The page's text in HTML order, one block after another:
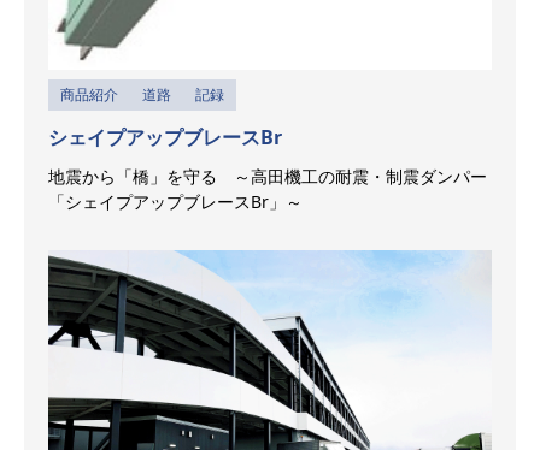
商品紹介 道路 記録
シェイプアップブレースBr
地震から「橋」を守る ～高田機工の耐震・制震ダンパー
「シェイプアップブレースBr」～